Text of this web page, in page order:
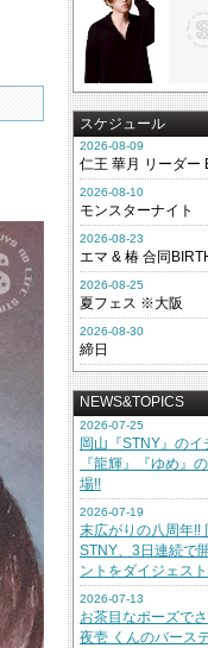
スケジュール
2026-08-09
仁王 華月 リーダー
2026-08-10
モンスターナイト
2026-08-23
エマ & 椿 合同
2026-08-25
夏フェス ※大阪
2026-08-30
締日
NEWS&TOPICS
2026-07-25
岡山『STNY』のイ
『龍輝』『ゆめ』
場!!
2026-07-19
末広がりの八周年!!
STNY、3日連続で
ントをダイジェス
2026-07-13
お茶目なポーズで
夜壱 くんのバース